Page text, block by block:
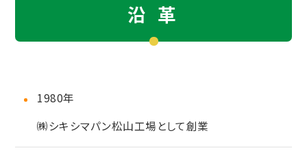
沿 革
1980年
㈱シキシマパン松山工場として創業